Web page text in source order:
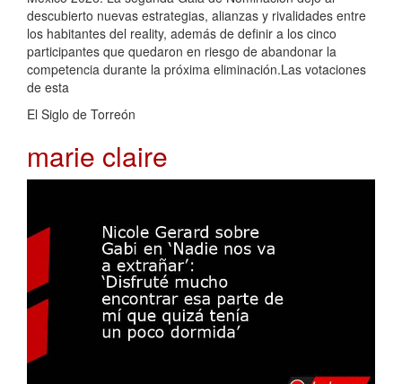
descubierto nuevas estrategias, alianzas y rivalidades entre
los habitantes del reality, además de definir a los cinco
participantes que quedaron en riesgo de abandonar la
competencia durante la próxima eliminación.Las votaciones
de esta
El Siglo de Torreón
marie claire